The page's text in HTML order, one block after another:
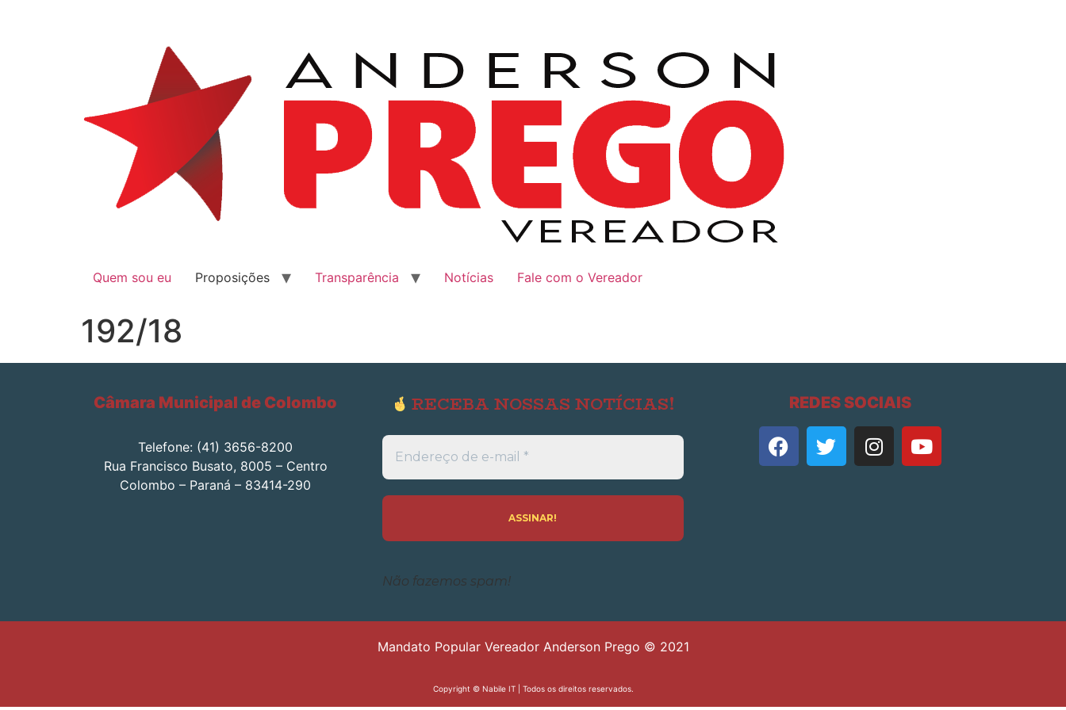
Quem sou eu Proposições Transparência Notícias Fale com o Vereador
192/18
Câmara Municipal de Colombo
Telefone: (41) 3656-8200
Rua Francisco Busato, 8005 – Centro
Colombo – Paraná – 83414-290
RECEBA NOSSAS NOTÍCIAS!
Endereço
de
e-
*
Não fazemos spam!
REDES SOCIAIS
Mandato Popular Vereador Anderson Prego © 2021
Copyright © Nabile IT| Todos os direitos reservados.